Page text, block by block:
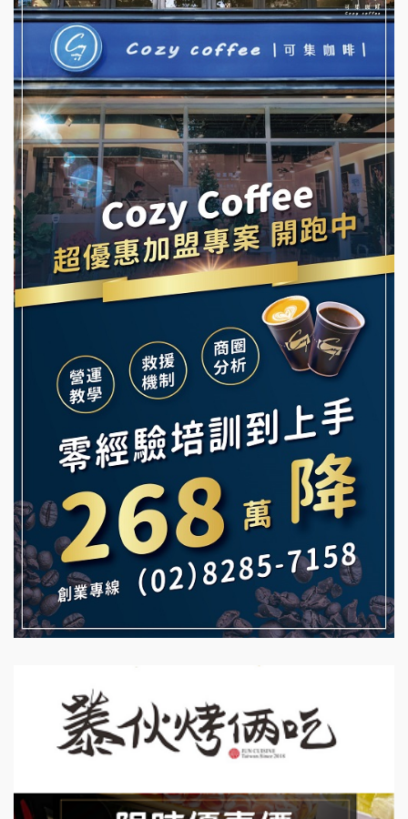
NU PASTA義大利麵加盟說明會
潮鍋癮加盟說明會
蓁伙烤倆吃加盟說明會
霏等茶加盟說明會
早安山丘加盟說明會
冰封仙果加盟說明會
Ramble Café 漫步藍咖啡加盟說明會
微風亭鐵板燒加盟說明會
鮮茶道加盟說明會
【曉妍美妝】誠徵行政櫃檯
自助洗衣店誠徵代洗收送人員(台中市)
MUSHEN徵SPA美容芳療師
日十。早午食加盟說明會
拾鑶火鍋加盟說明會
優握握×酸奶大獅加盟說明會
冬城門加盟說明會
拾鑶火鍋加盟說明會
阿性情趣無人販售所加盟明會
龍涎居好湯加盟說明會
舒油頭加盟說明會
韓金量加盟說明會
Mr.Wish加盟說明會
白鬍泡泡 BOHO POPO加盟說明會
雞咕雞咕加盟說明會
TEA TOP加盟說明會
珍好味臭臭鍋加盟說明會
藍象廷泰式火鍋加盟說明會
上宇林加盟說明會
莫尼早餐Morni加盟說明會
手作功夫茶加盟說明會